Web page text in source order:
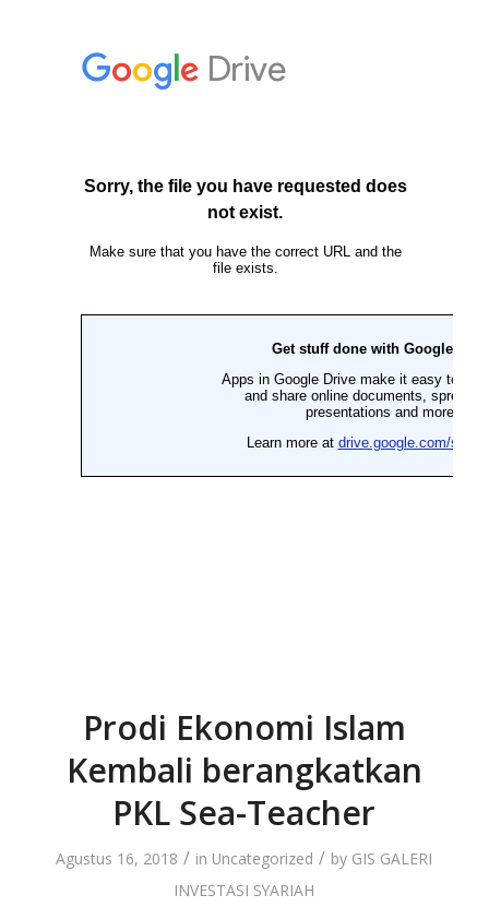
Prodi Ekonomi Islam
Kembali berangkatkan
PKL Sea-Teacher
Agustus 16, 2018 / in Uncategorized / by GIS GALERI
INVESTASI SYARIAH